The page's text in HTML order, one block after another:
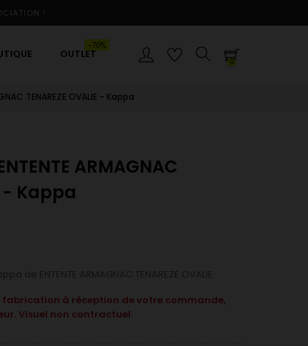
!
OUTLET
-70%
0
TENAREZE OVALIE - Kappa
ARMAGNAC
- Kappa
fabrication à réception de votre commande,
Visuel non contractuel.